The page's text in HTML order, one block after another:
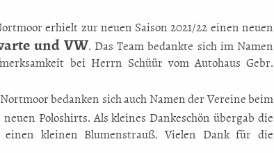
erhielt zur neuen Saison 2021/22 einen neuen
und VW. Das Team bedankte sich im Namen
bei Herrn Schüür vom Autohaus Gebr.
bedanken sich auch Namen der Vereine beim
Poloshirts. Als kleines Dankeschön übergab die
einen kleinen Blumenstrauß. Vielen Dank für die